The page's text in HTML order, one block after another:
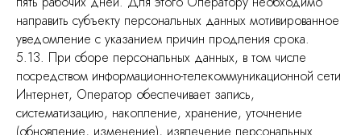
направить субъекту персональных данных мотивированное
уведомление с указанием причин продления срока.
5.13. При сборе персональных данных, в том числе
посредством информационно-телекоммуникационной сети
Интернет, Оператор обеспечивает запись,
систематизацию, накопление, хранение, уточнение